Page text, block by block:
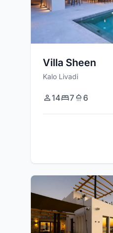
Villa Sheen
Kalo Livadi
14 7 6